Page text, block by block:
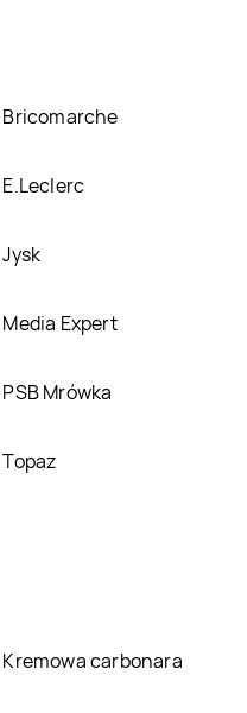
Bricomarche
E.Leclerc
Jysk
Media Expert
PSB Mrówka
Topaz
Kremowa carbonara